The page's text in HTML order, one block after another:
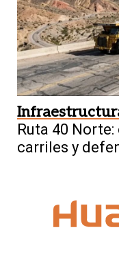
Ruta 40
carriles y